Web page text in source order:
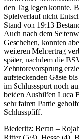
den Tag legen konnte.
Spielverlauf nicht
Stand von 19:13
Auch nach dem
Geschehen, konnten
weiteren Mehrertrag
später, nachdem die
Zehntorevorsprung
aufsteckenden Gäste
im Schlussspurt noch
beiden Aushilfen Luca
sehr fairen Partie
Schlusspfiff.
Biederitz: Beran –